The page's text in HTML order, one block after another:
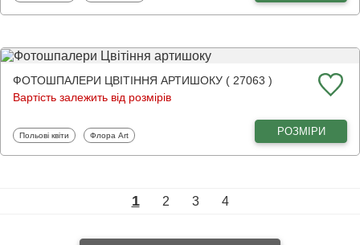
ФОТОШПАЛЕРИ ЦВІТІННЯ АРТИШОКУ ( 27063 )
Вартість залежить від розмірів
Фотошпалери
Польові квіти Фотошпалери
Флора Art РОЗМІРИ
1 2 3 4